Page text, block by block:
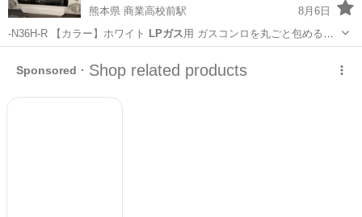
熊本県 商業高校前駅
8月6日
-N36H-R 【カラー】ホワイト
LPガス用 ガスコンロを丸ごと包めるプ
チプ…